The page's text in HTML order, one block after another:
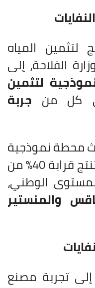
لتثمين المياه
الفلاحة، إلى
لتثمين
كل من جربة
محطة نموذجية
التي تنتج قرابة 40% من
الوطني،
والمنستير
إلى تجربة مصنع